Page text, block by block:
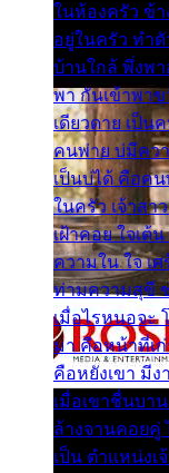
ในห้องครัว ข้า
อยู่ในครัว ทำตั
บ้านใกล้ พึ่งพา
พา กันเข้าพาข
เดียวดาย เป็น
คนพ่าย บ่มีควา
เป็นบ่ได้ คือค
ในครัว เจ้าสา
เฝ้าคอย ใจเต้
ความใน ใจ เ
ท่ามความสุขี ช่
เมื่อไรหนอจะ
มา คือหน้าที่เ
คือหยังเขา มีง
เมื่อเขาชื่นบา
ล้างจานคอยคู่
เป็น ตำแหน่ง